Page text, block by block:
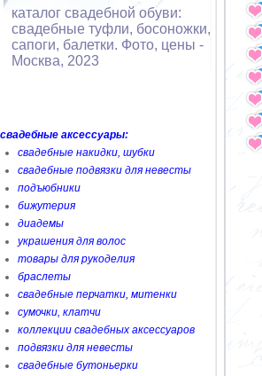
каталог свадебной обуви:
свадебные туфли, босоножки,
сапоги, балетки. Фото, цены -
Москва, 2023
свадебные аксессуары:
свадебные накидки, шубки
свадебные подвязки для невесты
подъюбники
бижутерия
диадемы
украшения для волос
товары для рукоделия
браслеты
свадебные перчатки, митенки
сумочки, клатчи
коллекции свадебных аксессуаров
подвязки для невесты
свадебные бутоньерки